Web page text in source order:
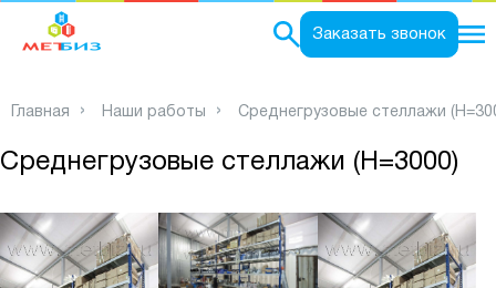
Заказать звонок
Главная Наши работы Среднегрузовые стеллажи
Среднегрузовые стеллажи (Н=3000)